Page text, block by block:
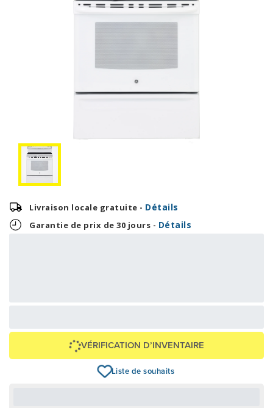
Livraison locale gratuite - Détails
Garantie de prix de 30 jours - Détails
VÉRIFICATION D’INVENTAIRE
Liste de souhaits